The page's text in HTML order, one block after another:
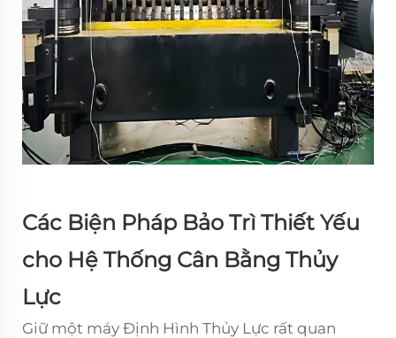
Các Biện Pháp Bảo Trì Thiết Yếu
cho Hệ Thống Cân Bằng Thủy
Lực
Giữ một máy Định Hình Thủy Lực rất quan